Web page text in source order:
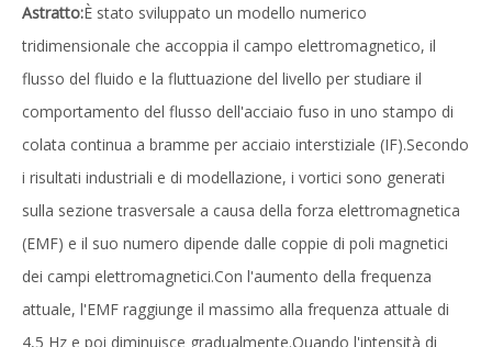
Astratto:È stato sviluppato un modello numerico
tridimensionale che accoppia il campo elettromagnetico, il
flusso del fluido e la fluttuazione del livello per studiare il
comportamento del flusso dell'acciaio fuso in uno stampo di
colata continua a bramme per acciaio interstiziale (IF).Secondo
i risultati industriali e di modellazione, i vortici sono generati
sulla sezione trasversale a causa della forza elettromagnetica
(EMF) e il suo numero dipende dalle coppie di poli magnetici
dei campi elettromagnetici.Con l'aumento della frequenza
attuale, l'EMF raggiunge il massimo alla frequenza attuale di
4,5 Hz e poi diminuisce gradualmente.Quando l'intensità di